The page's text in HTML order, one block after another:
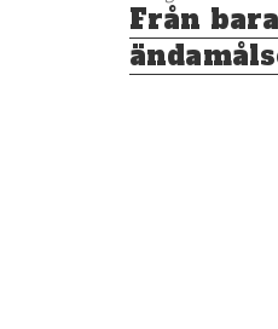
Föregående
inlägg:
Från